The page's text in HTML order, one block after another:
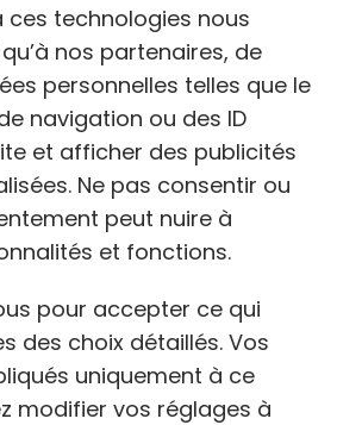
technologies nous
nos partenaires, de
personnelles telles que le
navigation ou des ID
et afficher des publicités
Ne pas consentir ou
peut nuire à
et fonctions.
pour accepter ce qui
des choix détaillés. Vos
uniquement à ce
modifier vos réglages à
de Narbonne
accepter les cookies
et activer ce contenu